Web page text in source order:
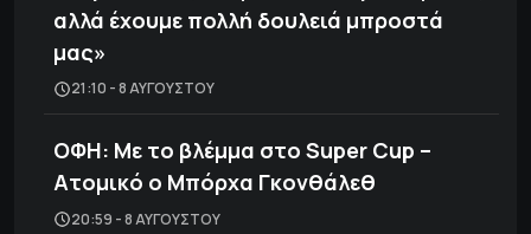
αλλά έχουμε πολλή δουλειά μπροστά
μας»
21:10 - 8 ΑΥΓΟΎΣΤΟΥ
ΟΦΗ: Με το βλέμμα στο Super Cup –
Ατομικό ο Μπόρχα Γκονθάλεθ
20:59 - 8 ΑΥΓΟΎΣΤΟΥ